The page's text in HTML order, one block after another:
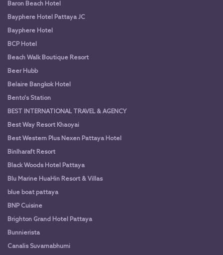
Baron Beach Hotel
Bayphere Hotel Pattaya JC
Bayphere Hotel
BCP Hotel
Beach Walk Boutique Resort
Beer Hubb
Belaire Bangkok Hotel
Bento's Station
BEST INTERNATIONAL TRAVEL & AGENCY
Best Way Resort Khaoyai
Best Western Plus Nexen Pattaya Hotel
Binlharaft Resort
Black Woods Hotel Pattaya
Blu Marine HuaHin Resort & Villas
blue boat pattaya
BNP Cuisine
Brighton Grand Hotel Pattaya
Bunnierista
Canalis Suvarnabhumi